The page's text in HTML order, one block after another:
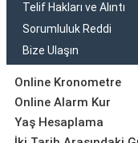
Telif Hakları ve Alıntı
Sorumluluk Reddi
Bize Ulaşın
Online Kronometre
Online Alarm Kur
Yaş Hesaplama